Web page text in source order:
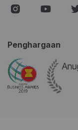
Penghargaan